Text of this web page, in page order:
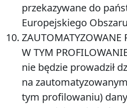
przekazywane do
Europejskiego
ZAUTOMATYZOWANE
W TYM
nie będzie prowadził
na
tym profilowaniu)